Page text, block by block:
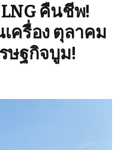
คืนชีพ!
ครื่อง ตุลาคม
ษฐกิจบูม!